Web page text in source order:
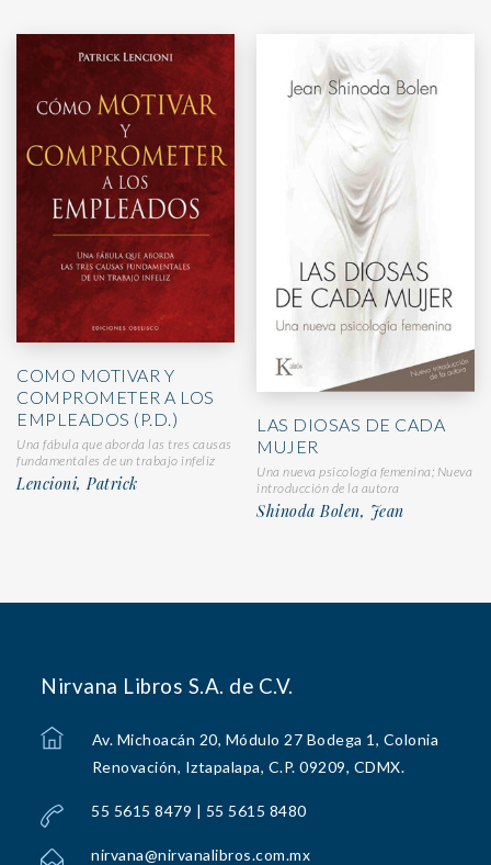
COMO MOTIVAR Y
COMPROMETER A LOS
EMPLEADOS (P.D.)
Una fábula que aborda las tres causas
fundamentales de un trabajo infeliz
Lencioni, Patrick
LAS DIOSAS DE CADA
MUJER
Una nueva psicología femenina; Nueva
introducción de la autora
Shinoda Bolen, Jean
Nirvana Libros S.A. de C.V.
Av. Michoacán 20, Módulo 27 Bodega 1, Colonia
Renovación, Iztapalapa, C.P. 09209, CDMX.
55 5615 8479 | 55 5615 8480
nirvana@nirvanalibros.com.mx